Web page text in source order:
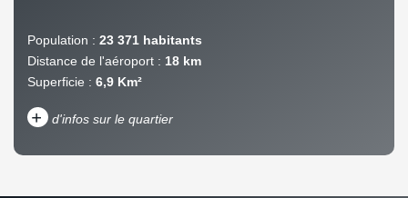
Population : 23 371 habitants
Distance de l'aéroport : 18 km
Superficie : 6,9 Km²
+ d'infos sur le quartier